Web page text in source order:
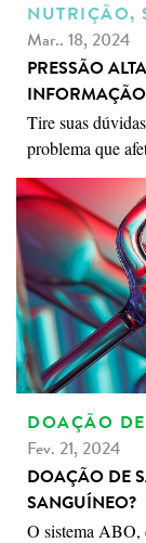
NUTRIÇÃO,
Mar.. 18, 2024
PRESSÃO
INFORMAÇÃO
Tire suas
problema que
DOAÇÃO
Fev. 21, 2024
DOAÇÃO DE
SANGUÍNEO?
O sistema ABO,